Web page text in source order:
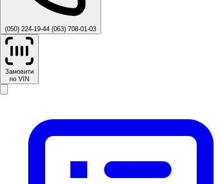
(050) 224-19-44 (063) 708-01-03
Замовити
по VIN